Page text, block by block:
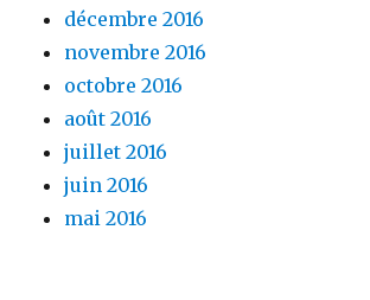
décembre 2016
novembre 2016
octobre 2016
août 2016
juillet 2016
juin 2016
mai 2016